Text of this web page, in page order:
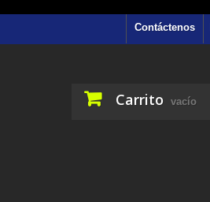
Contáctenos
Carrito vacío